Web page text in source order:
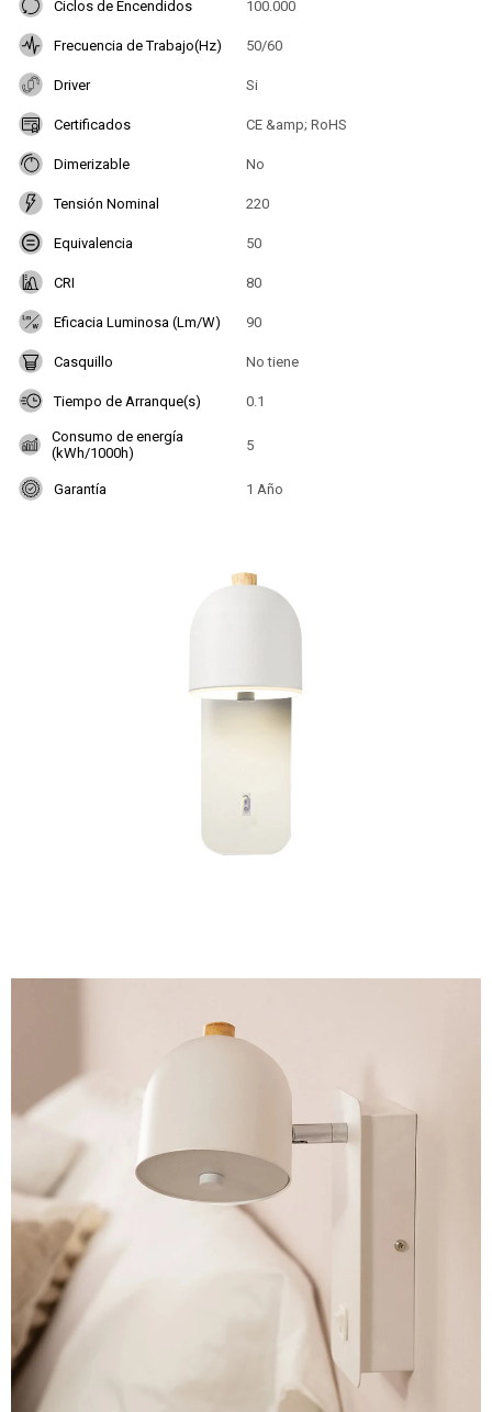
Ciclos de Encendidos 100.000
Frecuencia de Trabajo(Hz) 50/60
Driver Si
Certificados CE &amp; RoHS
Dimerizable No
Tensión Nominal 220
Equivalencia 50
CRI 80
Eficacia Luminosa (Lm/W) 90
Casquillo No tiene
Tiempo de Arranque(s) 0.1
Consumo de energía
(kWh/1000h)
5
Garantía 1 Año